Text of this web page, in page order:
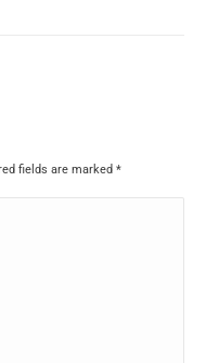
fields are marked *